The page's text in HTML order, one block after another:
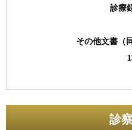
診療
その他文書（
診